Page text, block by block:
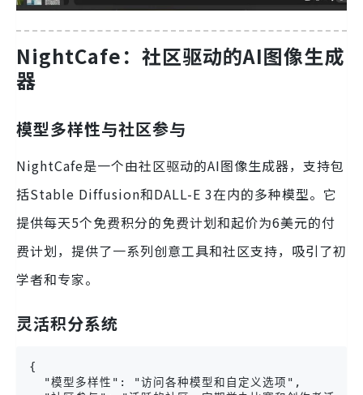
NightCafe：社区驱动的AI图像生成
器
模型多样性与社区参与
NightCafe是一个由社区驱动的AI图像生成器，支持包
括Stable Diffusion和DALL-E 3在内的多种模型。它
提供每天5个免费积分的免费计划和起价为6美元的付
费计划，提供了一系列创意工具和社区支持，吸引了初
学者和专家。
灵活积分系统
{
  "模型多样性": "访问各种模型和自定义选项",